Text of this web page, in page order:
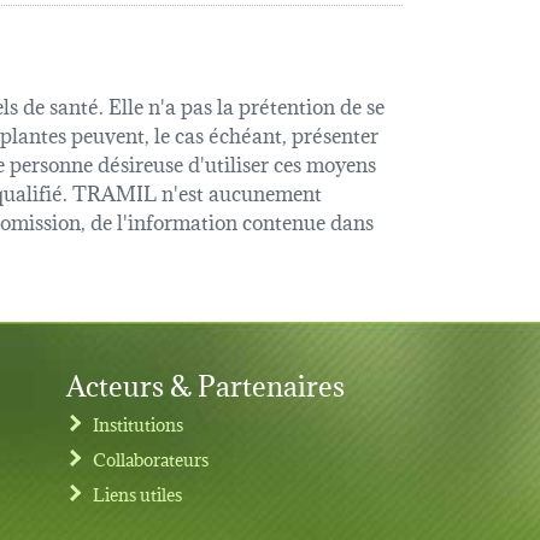
de santé. Elle n'a pas la prétention de se
peuvent, le cas échéant, présenter
désireuse d'utiliser ces moyens
TRAMIL n'est aucunement
de l'information contenue dans
Acteurs & Partenaires
Institutions
Collaborateurs
Liens utiles